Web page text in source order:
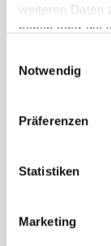
weiteren Daten
haben oder die
Notwendig
Präferenzen
Statistiken
Marketing
diese können
www.lebe-
erworben werden.